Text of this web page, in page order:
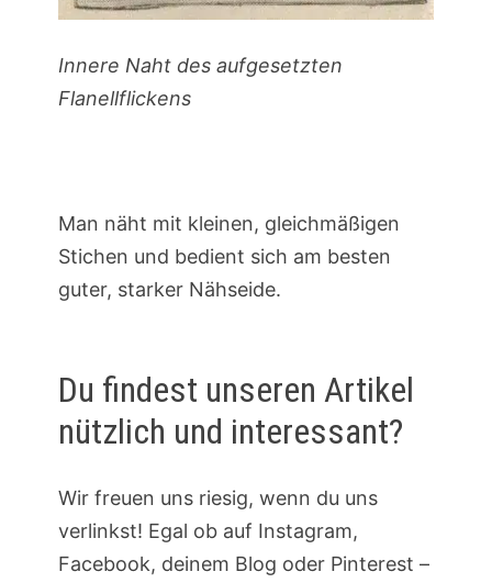
Innere Naht des aufgesetzten
Flanellflickens
Man näht mit kleinen, gleichmäßigen
Stichen und bedient sich am besten
guter, starker Nähseide.
Du findest unseren Artikel
nützlich und interessant?
Wir freuen uns riesig, wenn du uns
verlinkst! Egal ob auf Instagram,
Facebook, deinem Blog oder Pinterest –